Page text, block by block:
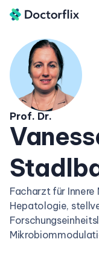
Prof. Dr.
Facharzt für Innere
Hepatologie,